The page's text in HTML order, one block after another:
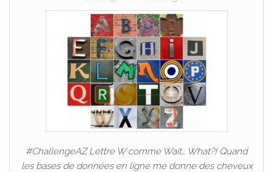
#ChallengeAZ Lettre W comme Wait… What?! Quand
les bases de données en ligne me donne des cheveux